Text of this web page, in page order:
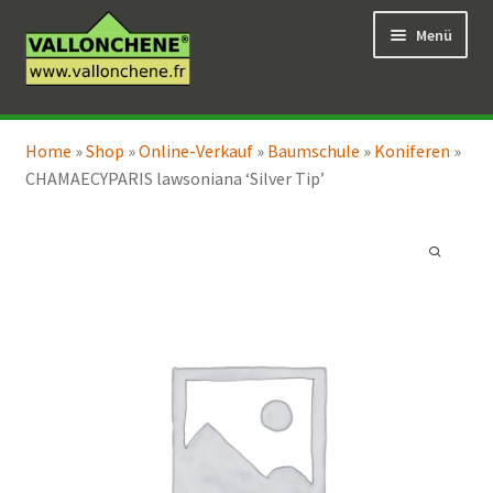
Navigation
springen
Inhalt
springen
Menü
Online-Verkauf
Coaching für den Garten
Home »Shop »Online-Verkauf» Baumschule » Koniferen »
CHAMAECYPARIS lawsoniana ‘Silver Tip’